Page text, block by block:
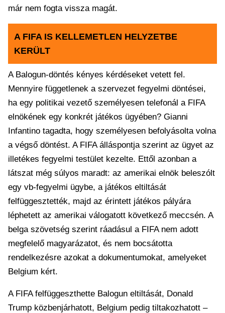
már nem fogta vissza magát.
A FIFA IS KELLEMETLEN HELYZETBE
KERÜLT
A Balogun-döntés kényes kérdéseket vetett fel.
Mennyire függetlenek a szervezet fegyelmi döntései,
ha egy politikai vezető személyesen telefonál a FIFA
elnökének egy konkrét játékos ügyében? Gianni
Infantino tagadta, hogy személyesen befolyásolta volna
a végső döntést. A FIFA álláspontja szerint az ügyet az
illetékes fegyelmi testület kezelte. Ettől azonban a
látszat még súlyos maradt: az amerikai elnök beleszólt
egy vb-fegyelmi ügybe, a játékos eltiltását
felfüggesztették, majd az érintett játékos pályára
léphetett az amerikai válogatott következő meccsén. A
belga szövetség szerint ráadásul a FIFA nem adott
megfelelő magyarázatot, és nem bocsátotta
rendelkezésre azokat a dokumentumokat, amelyeket
Belgium kért.
A FIFA felfüggeszthette Balogun eltiltását, Donald
Trump közbenjárhatott, Belgium pedig tiltakozhatott –